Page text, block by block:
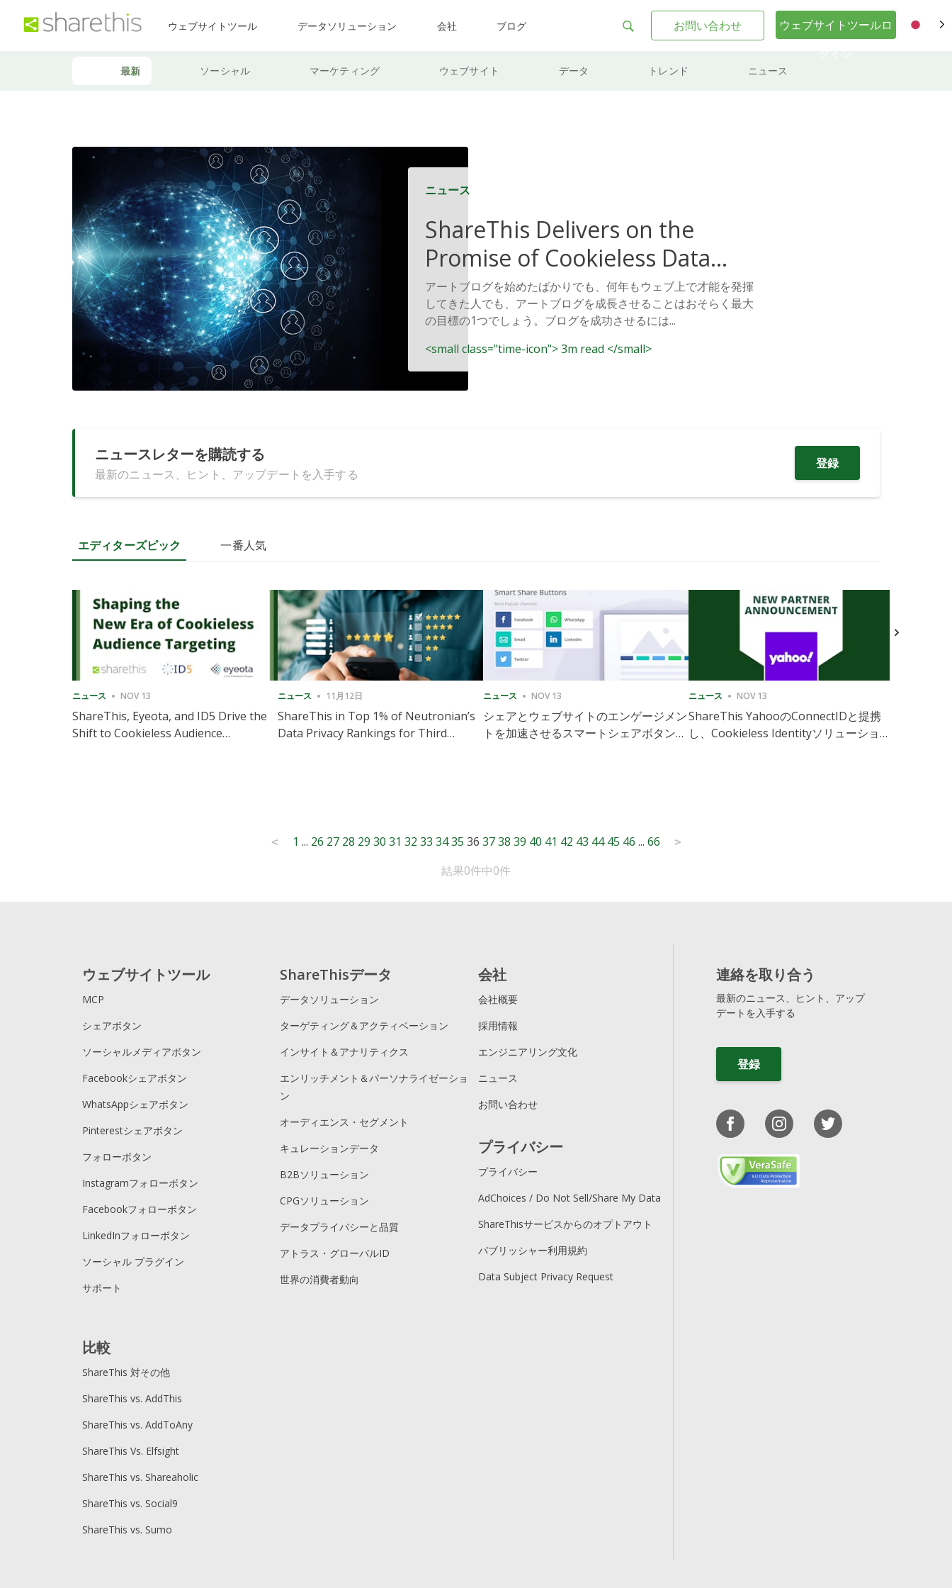
ウェブサイトツール データソリューション 会社 ブログ お問い合わせ
ウェブサイトツールロ
最新 ソーシャル マーケティング ウェブサイト データ トレンド ニュース
ニュース
ShareThis Delivers on the
Promise of Cookieless Data
Solutions
アートブログを始めたばかりでも、何年もウェブ上で才能を発揮
してきた人でも、アートブログを成長させることはおそらく最大
の目標の1つでしょう。ブログを成功させるには...
<small class="time-icon"> 3m read </small>
ニュースレターを購読する
最新のニュース、ヒント、アップデートを入手する
登録
エディターズピック 一番人気
ニュース NOV 13
ShareThis, Eyeota, and ID5 Drive the
Shift to Cookieless Audience
ニュース 11月12日
ShareThis in Top 1% of Neutronian’s
Data Privacy Rankings for Third
ニュース NOV 13
シェアとウェブサイトのエンゲージメン
トを加速させるスマートシェアボタンの
ニュース NOV 13
ShareThis YahooのConnectIDと提携
し、Cookieless Identityソリューション
< 1 ... 26 27 28 29 30 31 32 33 34 35 36 37 38 39 40 41 42 43 44 45 46 ... 66 >
結果0件中0件
ウェブサイトツール
MCP
シェアボタン
ソーシャルメディアボタン
Facebookシェアボタン
WhatsAppシェアボタン
Pinterestシェアボタン
フォローボタン
Instagramフォローボタン
Facebookフォローボタン
LinkedInフォローボタン
ソーシャル プラグイン
サポート
ShareThisデータ
データソリューション
ターゲティング＆アクティベーション
インサイト＆アナリティクス
エンリッチメント＆パーソナライゼーショ
ン
オーディエンス・セグメント
キュレーションデータ
B2Bソリューション
CPGソリューション
データプライバシーと品質
アトラス・グローバルID
世界の消費者動向
会社
会社概要
採用情報
エンジニアリング文化
ニュース
お問い合わせ
プライバシー
プライバシー
AdChoices / Do Not Sell/Share My Data
ShareThisサービスからのオプトアウト
パブリッシャー利用規約
Data Subject Privacy Request
比較
ShareThis 対その他
ShareThis vs. AddThis
ShareThis vs. AddToAny
ShareThis Vs. Elfsight
ShareThis vs. Shareaholic
ShareThis vs. Social9
ShareThis vs. Sumo
連絡を取り合う
最新のニュース、ヒント、アップ
デートを入手する
登録